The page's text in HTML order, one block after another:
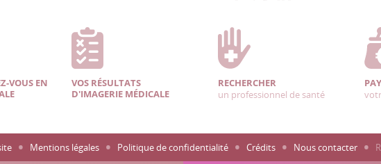
VOUS EN
VOS RÉSULTATS
D'IMAGERIE MÉDICALE
RECHERCHER
un professionnel de santé
Mentions légales Politique de confidentialité Crédits Nous contacter